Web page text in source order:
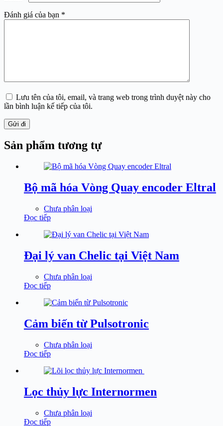
Đánh giá của bạn *
Lưu tên của tôi, email, và trang web trong trình duyệt này cho
lần bình luận kế tiếp của tôi.
Gửi đi
Sản phẩm tương tự
Bộ mã hóa Vòng Quay encoder Eltral
Chưa phân loại
Đọc tiếp
Đại lý van Chelic tại Việt Nam
Chưa phân loại
Đọc tiếp
Cảm biến từ Pulsotronic
Chưa phân loại
Đọc tiếp
Lọc thủy lực Internormen
Chưa phân loại
Đọc tiếp